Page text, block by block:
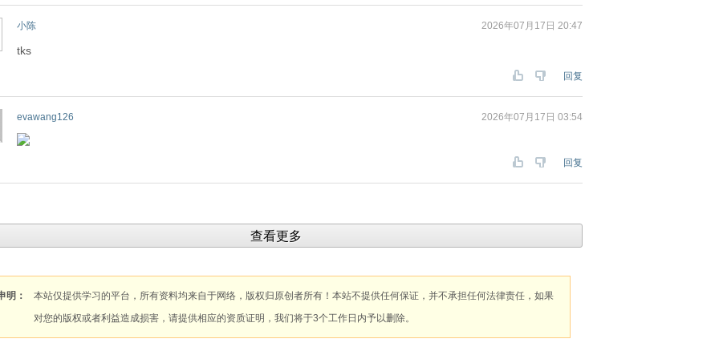
小陈 2026年07月17日 20:47
tks
回复
evawang126 2026年07月17日 03:54
回复
查看更多
明：
本站仅提供学习的平台，所有资料均来自于网络，版权归原创者所有！本站不提供任何保证，并不承担任何法律责任，如果
对您的版权或者利益造成损害，请提供相应的资质证明，我们将于3个工作日内予以删除。